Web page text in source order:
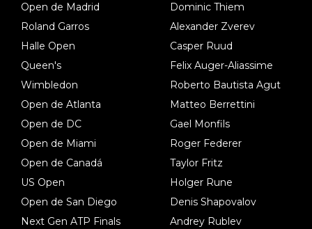
Open de Madrid
Roland Garros
Halle Open
Queen's
Wimbledon
Open de Atlanta
Open de DC
Open de Miami
Open de Canadá
US Open
Open de San Diego
Next Gen ATP Finals
Dominic Thiem
Alexander Zverev
Casper Ruud
Felix Auger-Aliassime
Roberto Bautista Agut
Matteo Berrettini
Gael Monfils
Roger Federer
Taylor Fritz
Holger Rune
Denis Shapovalov
Andrey Rublev